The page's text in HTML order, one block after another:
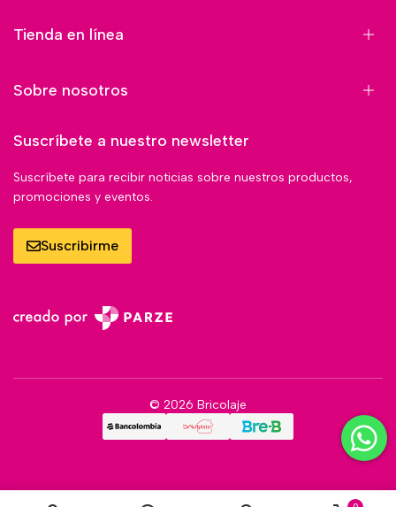
Tienda en línea
Sobre nosotros
Suscríbete a nuestro newsletter
Suscríbete para recibir noticias sobre nuestros productos,
promociones y eventos.
Suscribirme
© 2026 Bricolaje